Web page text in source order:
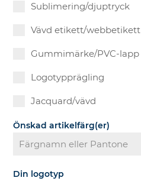
Sublimering/djuptryck
Vävd etikett/webbetikett
Gummimärke/PVC-lapp
Logotypprägling
Jacquard/vävd
Önskad artikelfärg(er)
Din logotyp